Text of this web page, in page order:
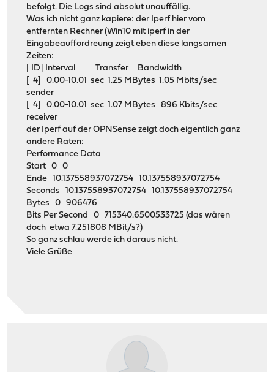
befolgt. Die Logs sind absolut unauffällig.
Was ich nicht ganz kapiere: der Iperf hier vom
entfernten Rechner (Win10 mit iperf in der
Eingabeauffordreung zeigt eben diese langsamen
Zeiten:
[ ID] Interval Transfer Bandwidth
[ 4] 0.00-10.01 sec 1.25 MBytes 1.05 Mbits/sec
sender
[ 4] 0.00-10.01 sec 1.07 MBytes 896 Kbits/sec
receiver
der Iperf auf der OPNSense zeigt doch eigentlich ganz
andere Raten:
Performance Data
Start 0 0
Ende 10.137558937072754 10.137558937072754
Seconds 10.137558937072754 10.137558937072754
Bytes 0 906476
Bits Per Second 0 715340.6500533725 (das wären
doch etwa 7.251808 MBit/s?)
So ganz schlau werde ich daraus nicht.
Viele Grüße